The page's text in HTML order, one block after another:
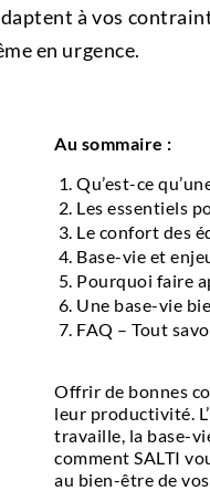
à vos
en urgence.
Au sommaire :
Qu’est-ce
Les essentiels
Le confort des
Base-vie et
Pourquoi faire
Une base-vie
FAQ – Tout
Offrir de bonnes
leur productivité. L’
travaille, la base-
comment SALTI
au bien-être de